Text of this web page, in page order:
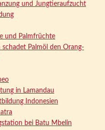
und Jungtieraufzucht
und Palmfrüchte
schadet Palmöl den Orang-
in Lamandau
Indonesien
bei Batu Mbelin